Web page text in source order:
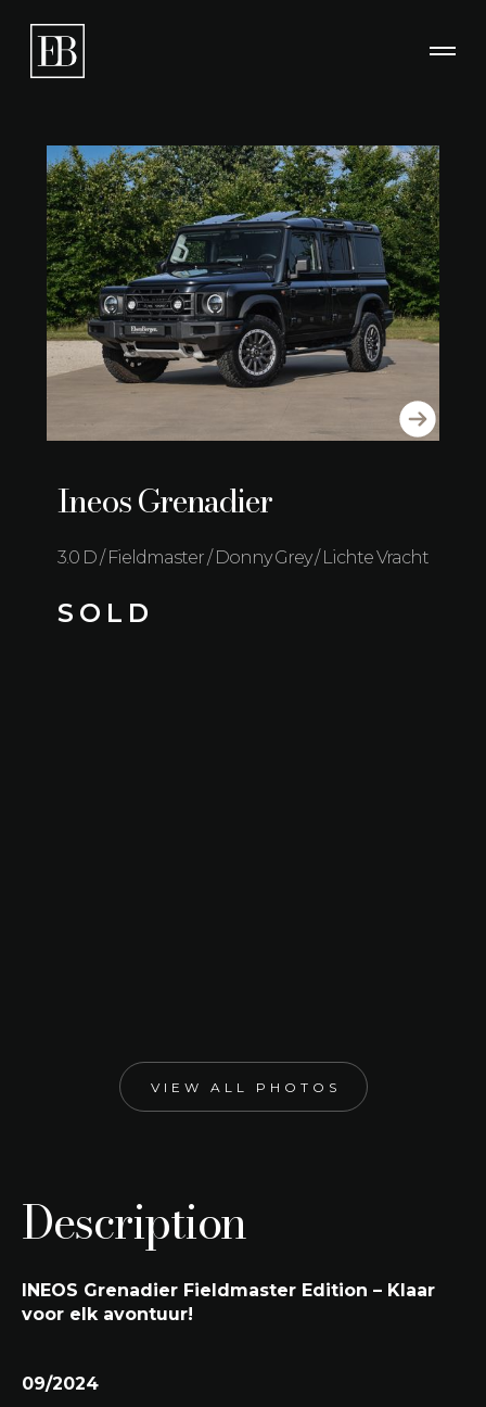
Ineos Grenadier
3.0 D / Fieldmaster / Donny Grey / Lichte Vracht
S O L D
VIEW ALL PHOTOS
Description
INEOS Grenadier Fieldmaster Edition – Klaar
voor elk avontuur!
09/2024